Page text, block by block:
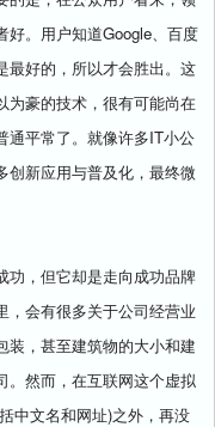
好。用户知道Google、百度
最好的，所以才会胜出。这
为豪的技术，很有可能尚在
通平常了。就像许多IT小公
创新应用与普及化，最终微
，但它却是走向成功品牌
，会有很多关于公司经营业
装，甚至建筑物的大小和建
。然而，在互联网这个虚拟
中文名和网址)之外，再没